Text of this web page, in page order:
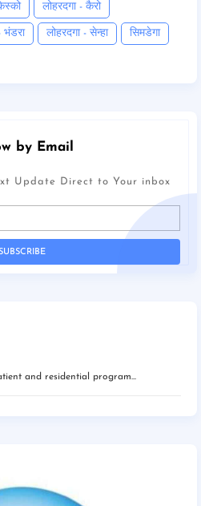
लोहरदगा - कैरो
भंडरा लोहरदगा - सेन्हा सिमडेगा
by Email
Update Direct to Your inbox
and residential program...